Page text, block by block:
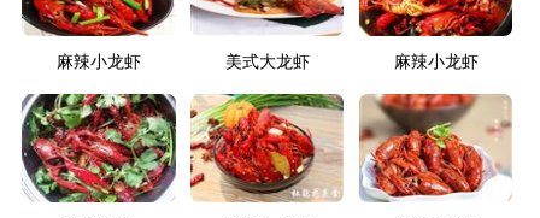
麻辣小龙虾 美式大龙虾 麻辣小龙虾